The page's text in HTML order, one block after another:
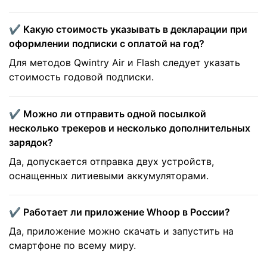
✔️ Какую стоимость указывать в декларации при
оформлении подписки с оплатой на год?
Для методов Qwintry Air и Flash следует указать
стоимость годовой подписки.
✔️ Можно ли отправить одной посылкой
несколько трекеров и несколько дополнительных
зарядок?
Да, допускается отправка двух устройств,
оснащенных литиевыми аккумуляторами.
✔️ Работает ли приложение Whoop в России?
Да, приложение можно скачать и запустить на
смартфоне по всему миру.